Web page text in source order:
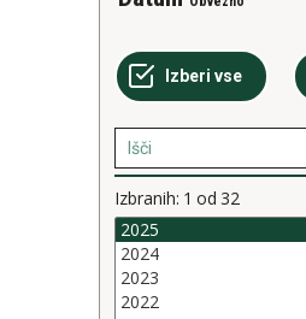
Izbranih: 1 od 32